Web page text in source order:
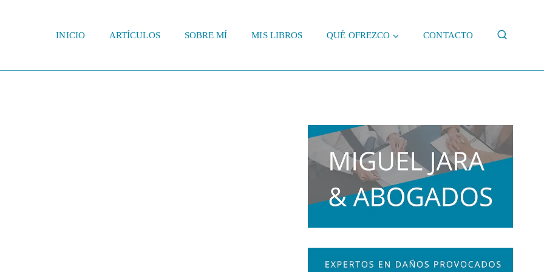
INICIO ARTÍCULOS SOBRE MÍ MIS LIBROS QUÉ OFREZCO CONTACTO